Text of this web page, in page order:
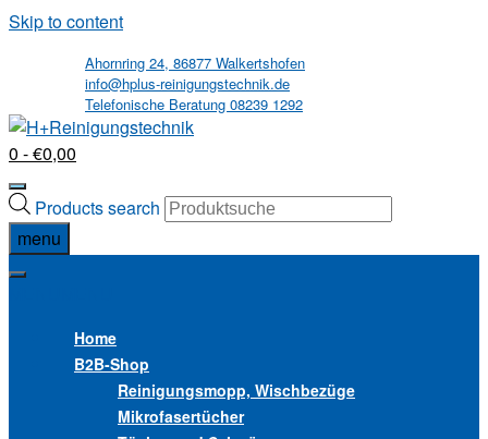
Skip to content
Ahornring 24, 86877 Walkertshofen
info@hplus-reinigungstechnik.de
Telefonische Beratung 08239 1292
0 - €0,00
Products search
menu
Home
B2B-Shop
Reinigungsmopp, Wischbezüge
Mikrofasertücher